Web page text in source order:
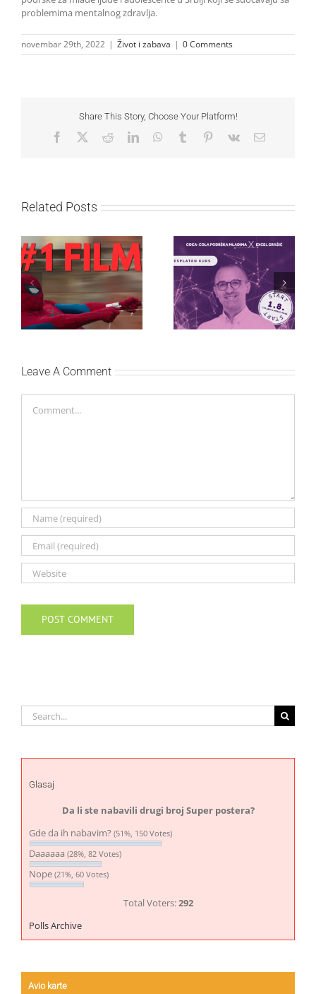
problemima mentalnog zdravlja.
novembar 29th, 2022 | Život i zabava | 0 Comments
Share This Story, Choose Your Platform!
Facebook RedditLinkedInWhatsApp
Tumblr Pinterest
Vk Email
Related Posts
Najuspešnije otvaranje
studijskog filma u Srbiji:
Spajdermen: Novi dan
oborio rekord već prvog
vikenda
Priključi se besplatnoj
regionalnoj AI edukaciji
i nauči kako da
veštačku inteligenciju
primeniš u praksi
Leave A Comment
Search
for:
Glasaj
Da li ste nabavili drugi broj Super postera?
Gde da ih nabavim? (51%, 150 Votes)
Daaaaaa (28%, 82 Votes)
Nope (21%, 60 Votes)
Total Voters:292
Polls Archive
Avio karte